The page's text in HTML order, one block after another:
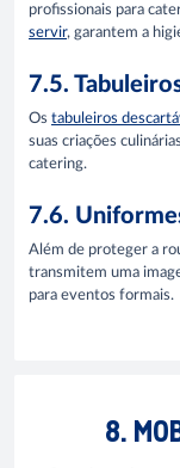
profissionais para
servir, garantem a
7.5.
Os tabuleiros
suas criações
catering.
7.6.
Além de proteger a
transmitem uma
para eventos formais.
8.